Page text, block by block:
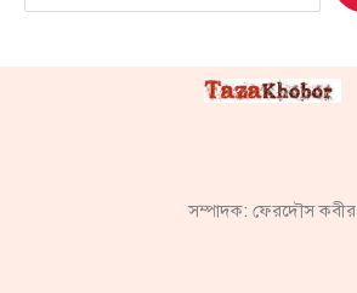
সম্পাদক: ফেরদৌস কবীর